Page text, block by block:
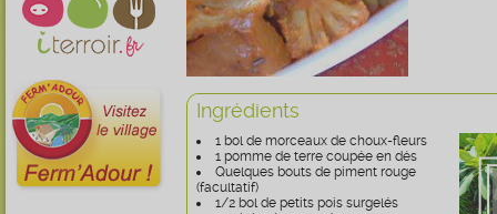
Ingrédients
1 bol de morceaux de choux-fleurs
1 pomme de terre coupée en dés
Quelques bouts de piment rouge
(facultatif)
1/2 bol de petits pois surgelés